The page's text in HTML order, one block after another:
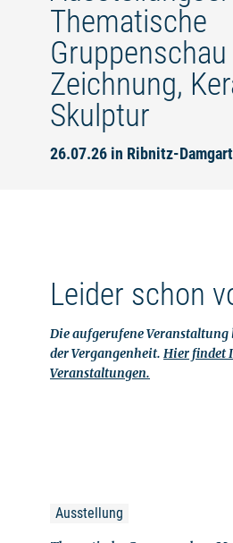
Thematische
Zeichnung,
Skulptur
26.07.26 in Ribnitz-
Leider schon
Die aufgerufene
der Vergangenheit. Hier findet
Veranstaltungen.
Ausstellung